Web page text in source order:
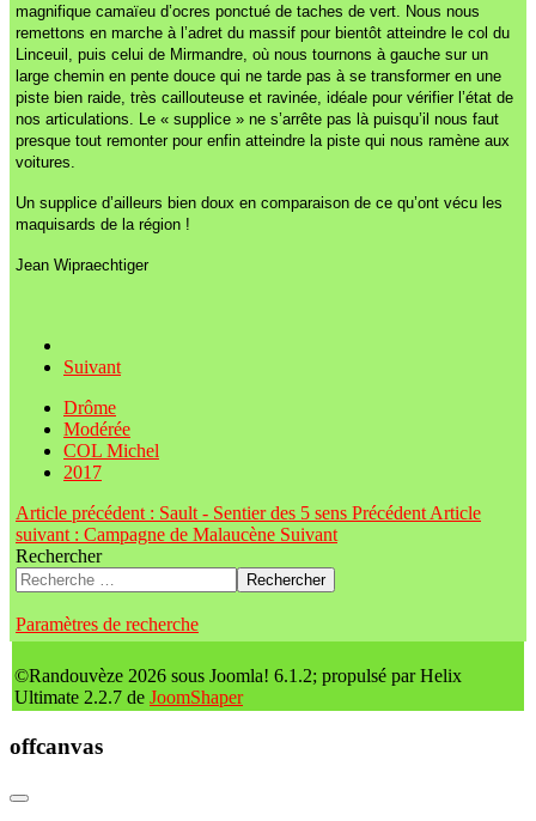
magnifique camaïeu d’ocres ponctué de taches de vert. Nous nous
remettons en marche à l’adret du massif pour bientôt atteindre le col du
Linceuil, puis celui de Mirmandre, où nous tournons à gauche sur un
large chemin en pente douce qui ne tarde pas à se transformer en une
piste bien raide, très caillouteuse et ravinée, idéale pour vérifier l’état de
nos articulations. Le « supplice » ne s’arrête pas là puisqu’il nous faut
presque tout remonter pour enfin atteindre la piste qui nous ramène aux
voitures.
Un supplice d’ailleurs bien doux en comparaison de ce qu’ont vécu les
maquisards de la région !
Jean Wipraechtiger
Suivant
Drôme
Modérée
COL Michel
2017
Article précédent : Sault - Sentier des 5 sens Précédent Article
suivant : Campagne de Malaucène Suivant
Rechercher
Rechercher
Paramètres de recherche
©Randouvèze 2026 sous Joomla! 6.1.2; propulsé par Helix
Ultimate 2.2.7 de JoomShaper
offcanvas